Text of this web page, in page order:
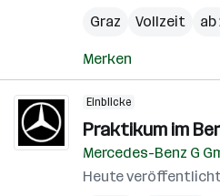
Graz
Vollzeit
Merken
Einblicke
Praktikum im
Mercedes-Benz G
Heute